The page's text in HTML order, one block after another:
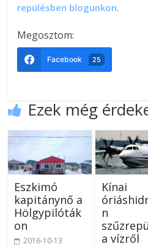
repülésben blogunkon.
Megosztom:
Facebook 25
Ezek még
Eszkimó
kapitánynő a
Hölgypilóták
on
2016-10-13
Kínai
n
a vízről